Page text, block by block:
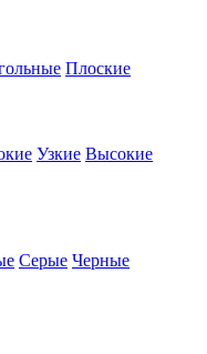
Плоские
Узкие Высокие
Серые Черные